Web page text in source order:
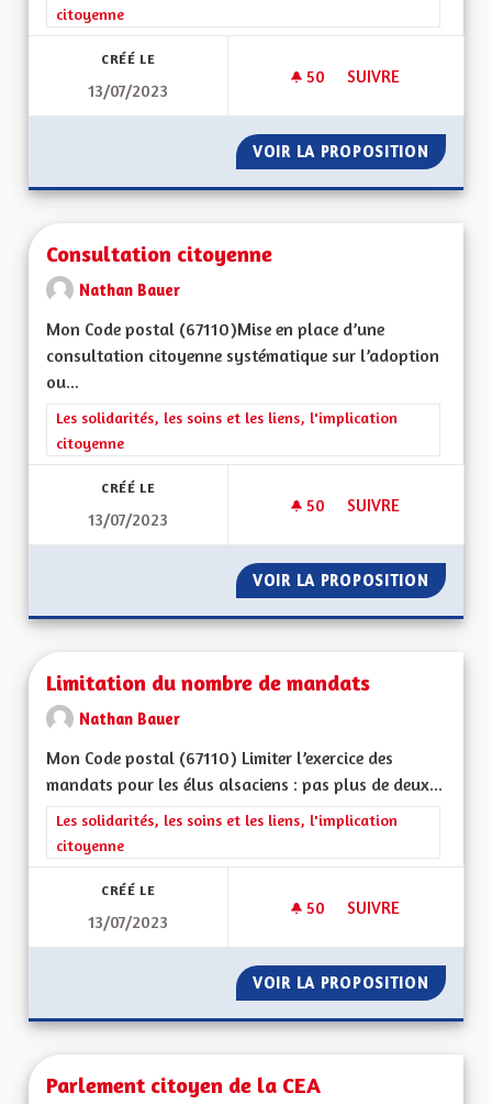
citoyenne
CRÉÉ LE
13/07/2023
50 50 ABONNÉS
SUIVRE
VOIR LA PROPOSITION DROIT
Consultation citoyenne
Nathan Bauer
Mon Code postal (67110)Mise en place d’une
consultation citoyenne systématique sur l’adoption
ou...
Filtrer les résultats de la catégorie : Les solidarités, les soins
Les solidarités, les soins et les liens, l'implication
citoyenne
CRÉÉ LE
13/07/2023
50 50 ABONNÉS
SUIVRE
VOIR LA PROPOSITION
Limitation du nombre de mandats
Nathan Bauer
Mon Code postal (67110) Limiter l’exercice des
mandats pour les élus alsaciens : pas plus de deux...
Filtrer les résultats de la catégorie : Les solidarités, les soins
Les solidarités, les soins et les liens, l'implication
citoyenne
CRÉÉ LE
13/07/2023
50 50 ABONNÉS
SUIVRE
VOIR LA PROPOSITION
Parlement citoyen de la CEA